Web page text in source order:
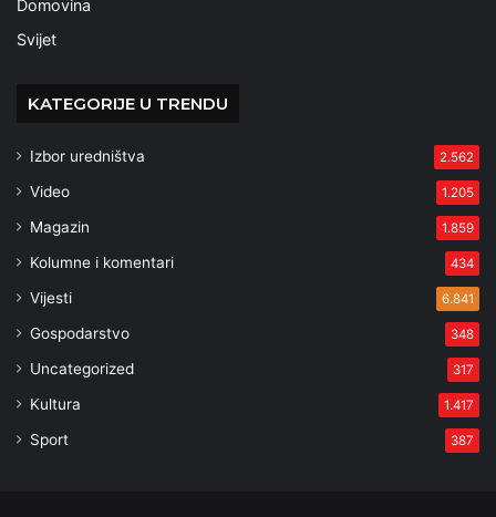
Domovina
Svijet
KATEGORIJE U TRENDU
Izbor uredništva 2.562
Video 1.205
Magazin 1.859
Kolumne i komentari 434
Vijesti 6.841
Gospodarstvo 348
Uncategorized 317
Kultura 1.417
Sport 387